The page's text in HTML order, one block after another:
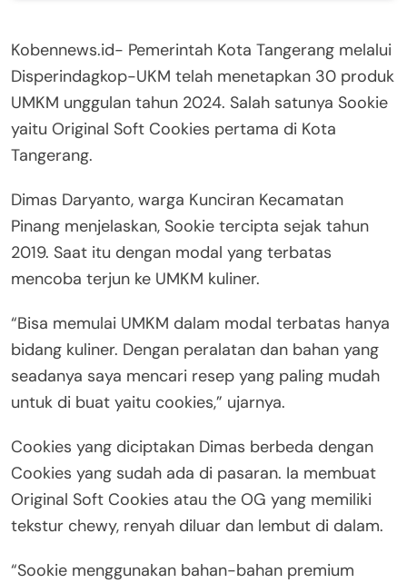
Kobennews.id- Pemerintah Kota Tangerang melalui
Disperindagkop-UKM telah menetapkan 30 produk
UMKM unggulan tahun 2024. Salah satunya Sookie
yaitu Original Soft Cookies pertama di Kota
Tangerang.
Dimas Daryanto, warga Kunciran Kecamatan
Pinang menjelaskan, Sookie tercipta sejak tahun
2019. Saat itu dengan modal yang terbatas
mencoba terjun ke UMKM kuliner.
“Bisa memulai UMKM dalam modal terbatas hanya
bidang kuliner. Dengan peralatan dan bahan yang
seadanya saya mencari resep yang paling mudah
untuk di buat yaitu cookies,” ujarnya.
Cookies yang diciptakan Dimas berbeda dengan
Cookies yang sudah ada di pasaran. Ia membuat
Original Soft Cookies atau the OG yang memiliki
tekstur chewy, renyah diluar dan lembut di dalam.
“Sookie menggunakan bahan-bahan premium